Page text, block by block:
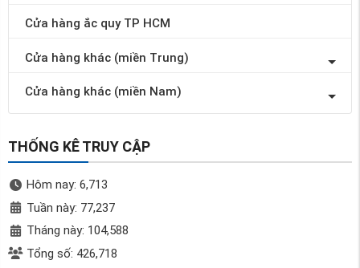
Cửa hàng ắc quy TP HCM
Cửa hàng khác (miền Trung)
Cửa hàng khác (miền Nam)
THỐNG KÊ TRUY CẬP
Hôm nay: 6,713
Tuần này: 77,237
Tháng này: 104,588
Tổng số: 426,718